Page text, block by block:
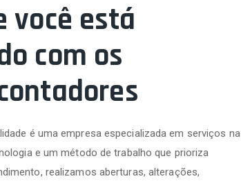
você está
com os
é uma empresa especializada em serviços na
e um método de trabalho que prioriza
realizamos aberturas, alterações,